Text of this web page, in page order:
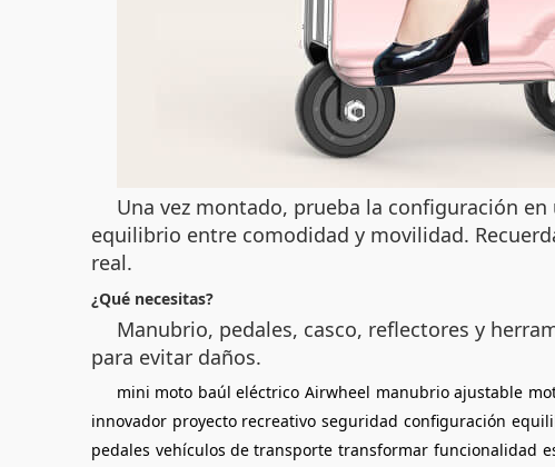
Una vez montado, prueba la configuración
equilibrio entre comodidad y movilidad.
real.
¿Qué necesitas?
Manubrio, pedales, casco, reflectores y
para evitar daños.
mini moto baúl eléctrico Airwheel manubrio ajustable
innovador proyecto recreativo seguridad configuración
pedales vehículos de transporte transformar funcionalidad